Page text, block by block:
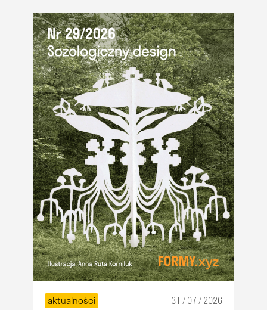
aktualności 31 / 07 / 2026